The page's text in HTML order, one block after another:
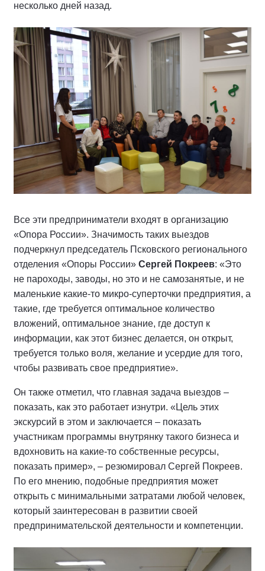
несколько дней назад.
Все эти предприниматели входят в организацию
«Опора России». Значимость таких выездов
подчеркнул председатель Псковского регионального
отделения «Опоры России» Сергей Покреев: «Это
не пароходы, заводы, но это и не самозанятые, и не
маленькие какие-то микро-суперточки предприятия, а
такие, где требуется оптимальное количество
вложений, оптимальное знание, где доступ к
информации, как этот бизнес делается, он открыт,
требуется только воля, желание и усердие для того,
чтобы развивать свое предприятие».
Он также отметил, что главная задача выездов –
показать, как это работает изнутри. «Цель этих
экскурсий в этом и заключается – показать
участникам программы внутрянку такого бизнеса и
вдохновить на какие-то собственные ресурсы,
показать пример», – резюмировал Сергей Покреев.
По его мнению, подобные предприятия может
открыть с минимальными затратами любой человек,
который заинтересован в развитии своей
предпринимательской деятельности и компетенции.